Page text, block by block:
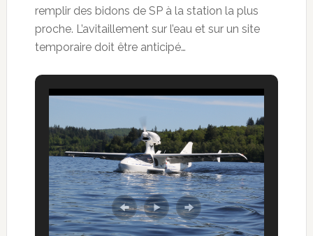
remplir des bidons de SP à la station la plus
proche. L’avitaillement sur l’eau et sur un site
temporaire doit être anticipé…